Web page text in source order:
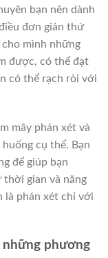
bạn nên dành
đơn giản thứ
mình những
được, có thể đạt
có thể rạch ròi với
mây phán xét và
cụ thể. Bạn
để giúp bạn
thời gian và năng
là phán xét chỉ với
những phương